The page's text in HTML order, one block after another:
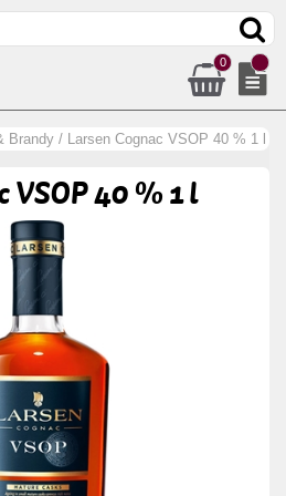
0
Brandy / Larsen Cognac VSOP 40 % 1 l
VSOP 40 % 1 l